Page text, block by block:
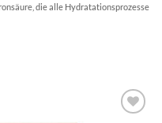
die alle Hydratationsprozesse